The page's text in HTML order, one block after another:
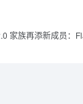
家族再添新成员：